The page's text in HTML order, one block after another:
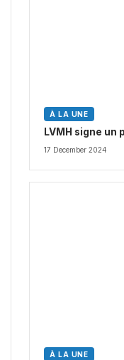
À LA UNE
LVMH signe
17 December 2024
À LA UNE